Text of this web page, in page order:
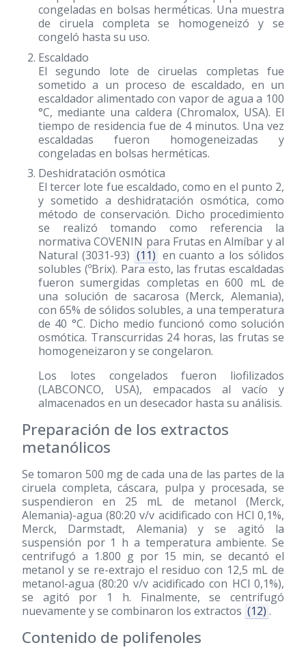
congeladas en bolsas herméticas. Una muestra
de ciruela completa se homogeneizó y se
congeló hasta su uso.
Escaldado
El segundo lote de ciruelas completas fue
sometido a un proceso de escaldado, en un
escaldador alimentado con vapor de agua a 100
°C, mediante una caldera (Chromalox, USA). El
tiempo de residencia fue de 4 minutos. Una vez
escaldadas fueron homogeneizadas y
congeladas en bolsas herméticas.
Deshidratación osmótica
El tercer lote fue escaldado, como en el punto 2,
y sometido a deshidratación osmótica, como
método de conservación. Dicho procedimiento
se realizó tomando como referencia la
normativa COVENIN para Frutas en Almíbar y al
Natural (3031-93) (11) en cuanto a los sólidos
solubles (ºBrix). Para esto, las frutas escaldadas
fueron sumergidas completas en 600 mL de
una solución de sacarosa (Merck, Alemania),
con 65% de sólidos solubles, a una temperatura
de 40 °C. Dicho medio funcionó como solución
osmótica. Transcurridas 24 horas, las frutas se
homogeneizaron y se congelaron.
Los lotes congelados fueron liofilizados
(LABCONCO, USA), empacados al vacío y
almacenados en un desecador hasta su análisis.
Preparación de los extractos
metanólicos
Se tomaron 500 mg de cada una de las partes de la
ciruela completa, cáscara, pulpa y procesada, se
suspendieron en 25 mL de metanol (Merck,
Alemania)-agua (80:20 v/v acidificado con HCl 0,1%,
Merck, Darmstadt, Alemania) y se agitó la
suspensión por 1 h a temperatura ambiente. Se
centrifugó a 1.800 g por 15 min, se decantó el
metanol y se re-extrajo el residuo con 12,5 mL de
metanol-agua (80:20 v/v acidificado con HCl 0,1%),
se agitó por 1 h. Finalmente, se centrifugó
nuevamente y se combinaron los extractos (12) .
Contenido de polifenoles